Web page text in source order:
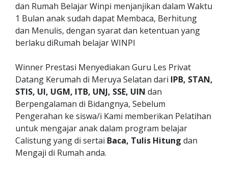
dan Rumah Belajar Winpi menjanjikan dalam Waktu
1 Bulan anak sudah dapat Membaca, Berhitung
dan Menulis, dengan syarat dan ketentuan yang
berlaku diRumah belajar WINPI
Winner Prestasi Menyediakan Guru Les Privat
Datang Kerumah di Meruya Selatan dari IPB, STAN,
STIS, UI, UGM, ITB, UNJ, SSE, UIN dan
Berpengalaman di Bidangnya, Sebelum
Pengerahan ke siswa/i Kami memberikan Pelatihan
untuk mengajar anak dalam program belajar
Calistung yang di sertai Baca, Tulis Hitung dan
Mengaji di Rumah anda.